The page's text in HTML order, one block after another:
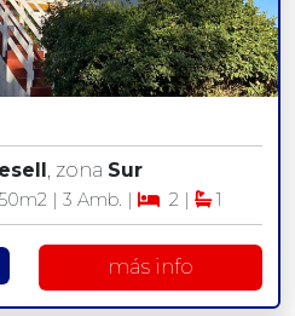
, zona Sur
m2 | 3 Amb. | 2 | 1
más info